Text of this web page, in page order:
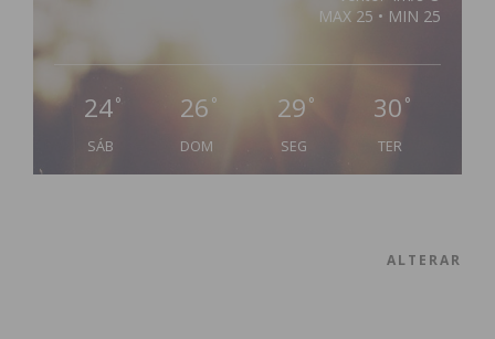
MAX 25 • MIN 25
24°
SÁB
26 °
DOM
29 °
SEG
30 °
TER
ALTERAR